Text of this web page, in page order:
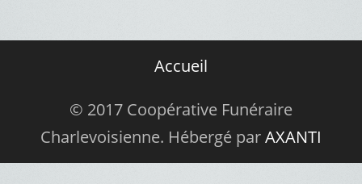
Accueil
© 2017 Coopérative Funéraire
Charlevoisienne. Hébergé parAXANTI